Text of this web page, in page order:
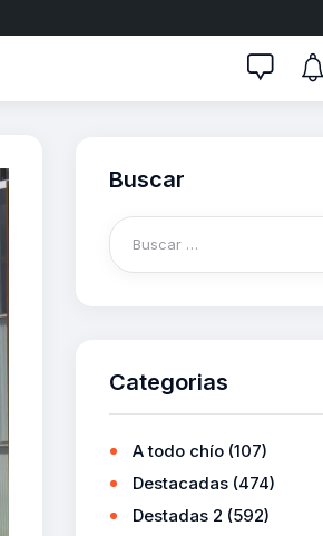
Buscar
Categorias
A todo chío (107)
Destacadas (474)
Destadas 2 (592)